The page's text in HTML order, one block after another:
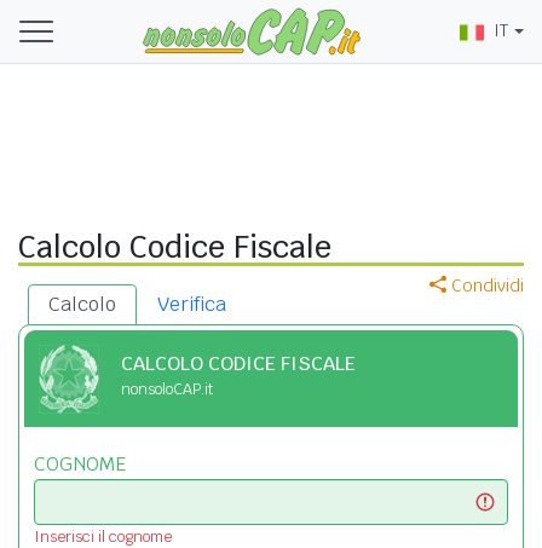
IT
Calcolo Codice Fiscale
Condividi
Calcolo Verifica
CALCOLO CODICE FISCALE
nonsoloCAP.it
COGNOME
Inserisci il cognome